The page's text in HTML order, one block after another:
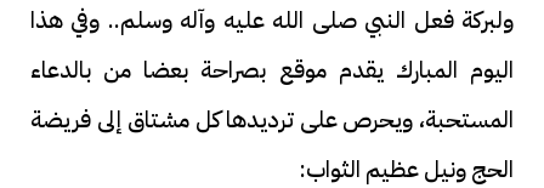
ولبركة فعل النبي صلى الله عليه وآله وسلم.. وفي هذا
اليوم المبارك يقدم موقع بصراحة بعضا من بالدعاء
المستحبة، ويحرص على ترديدها كل مشتاق إلى فريضة
الحج ونيل عظيم الثواب: